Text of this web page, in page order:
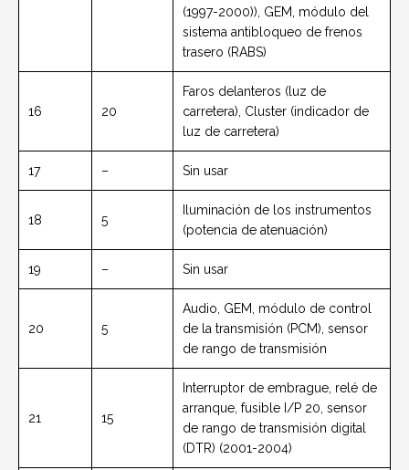
(1997-2000)), GEM, módulo del
sistema antibloqueo de frenos
trasero (RABS)
16 20
Faros delanteros (luz de
carretera), Cluster (indicador de
luz de carretera)
17 – Sin usar
18 5
Iluminación de los instrumentos
(potencia de atenuación)
19 – Sin usar
20 5
Audio, GEM, módulo de control
de la transmisión (PCM), sensor
de rango de transmisión
21 15
Interruptor de embrague, relé de
arranque, fusible I/P 20, sensor
de rango de transmisión digital
(DTR) (2001-2004)